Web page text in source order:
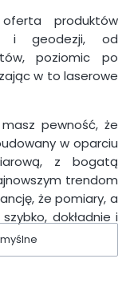
produktów
i geodezji, od
poziomic po
w to laserowe
pewność, że
w oparciu
z bogatą
trendom
że pomiary, a
dokładnie i